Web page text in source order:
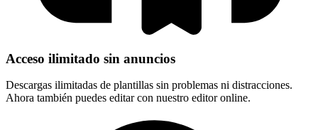
Acceso ilimitado sin anuncios
Descargas ilimitadas de plantillas sin problemas ni distracciones.
Ahora también puedes editar con nuestro editor online.